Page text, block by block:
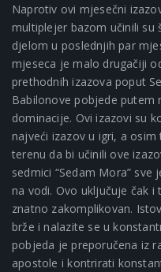
Naprotiv ovi mjesečni
multiplejer bazom učinili su
djelom u poslednjih par
mjeseca je malo drugačiji
prethodnih izazova poput
Babilonove pobjede putem
dominacije. Ovi izazovi su
najveći izazov u igri, a
terenu da bi učinili ove
sedmici “Sedam Mora”
na vodi. Ovo uključuje čak
znatno zakomplikovan.
brže i nalazite se u
pobjeda je preporučena iz
apostole i kontrirati